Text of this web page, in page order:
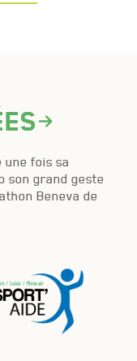
une fois sa
son grand geste
Beneva de